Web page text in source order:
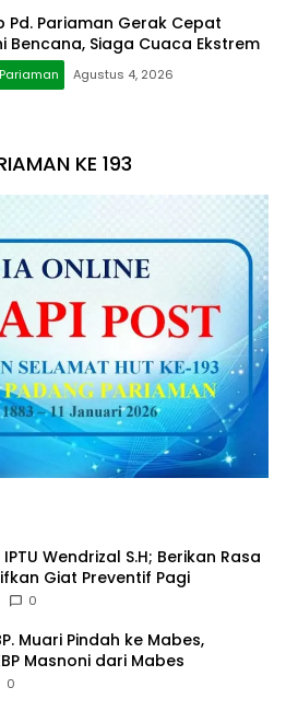
Pd. Pariaman Gerak Cepat
Bencana, Siaga Cuaca Ekstrem
Agustus 4, 2026
KE 193
Wendrizal S.H; Berikan Rasa
Giat Preventif Pagi
0
Muari Pindah ke Mabes,
Masnoni dari Mabes
0